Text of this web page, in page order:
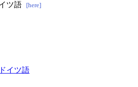
ツ語 [here]
イツ語